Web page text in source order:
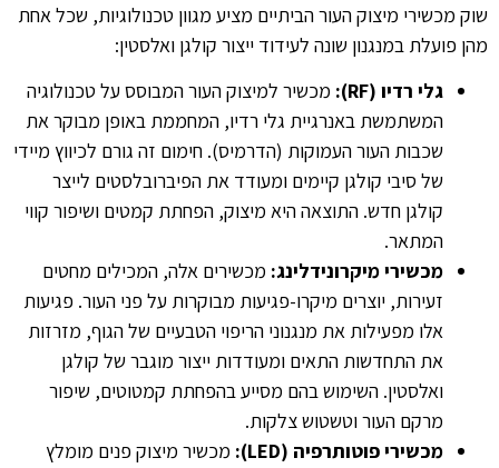
שוק מכשירי מיצוק העור הביתיים מציע מגוון טכנולוגיות, שכל אחת
מהן פועלת במנגנון שונה לעידוד ייצור קולגן ואלסטין:
גלי רדיו (RF):
מכשיר למיצוק העור המבוסס על טכנולוגיה
המשתמשת באנרגיית גלי רדיו, המחממת באופן מבוקר את
שכבות העור העמוקות (הדרמיס). חימום זה גורם לכיווץ מיידי
של סיבי קולגן קיימים ומעודד את הפיברובלסטים לייצר
קולגן חדש. התוצאה היא מיצוק, הפחתת קמטים ושיפור קווי
המתאר.
מכשירי מיקרונידלינג: מכשירים אלה, המכילים מחטים
זעירות, יוצרים מיקרו-פגיעות מבוקרות על פני העור. פגיעות
אלו מפעילות את מנגנוני הריפוי הטבעיים של הגוף, מזרזות
את התחדשות התאים ומעודדות ייצור מוגבר של קולגן
ואלסטין. השימוש בהם מסייע בהפחתת קמטוטים, שיפור
מרקם העור וטשטוש צלקות.
מכשירי פוטותרפיה (LED):
מכשיר מיצוק פנים מומלץ